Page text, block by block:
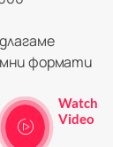
формати
Watch
Video